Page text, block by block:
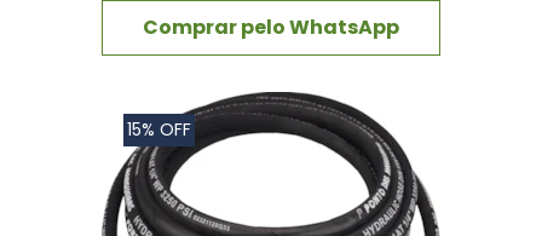
Comprar pelo WhatsApp
15% OFF